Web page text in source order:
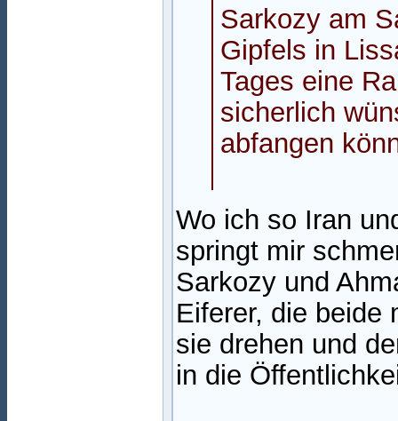
Sarkozy am
Gipfels in
Tages eine
sicherlich
abfangen
Wo ich so Iran
springt mir
Sarkozy und
Eiferer, die beide
sie drehen und
in die